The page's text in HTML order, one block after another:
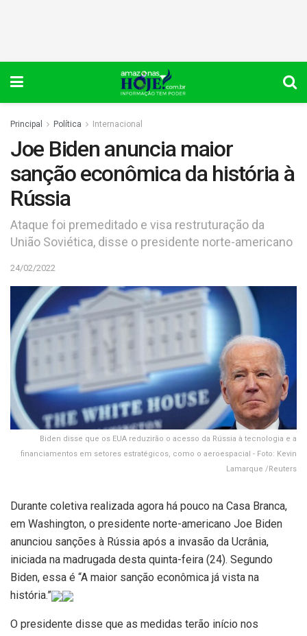
Principal Política Internacional
Joe Biden anuncia maior
sanção econômica da história à
Rússia
Ataque foi premeditado e visa restruturação da
União Soviética, disse o presidente norte-americano
24/02/2022
Biden disse que os EUA reduzirão o acesso da Rússia à tecnologia e a
financiamentos em setores estratégicos, como o aeroespacial - Foto: Kevin
Lamarque /Reuters
Durante coletiva realizada agora há pouco na Casa Branca,
em Washington, o presidente norte-americano Joe Biden
anunciou sanções à Rússia após a invasão da Ucrânia,
iniciada na madrugada desta quinta-feira (24). Segundo
Biden, essa é “A maior sanção econômica já vista na
história.”
O presidente disse que as medidas terão início nos